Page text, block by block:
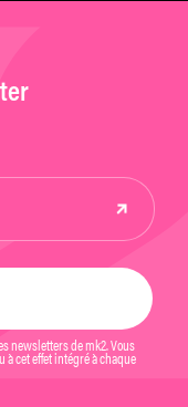
newsletters de mk2. Vous
cet effet intégré à chaque